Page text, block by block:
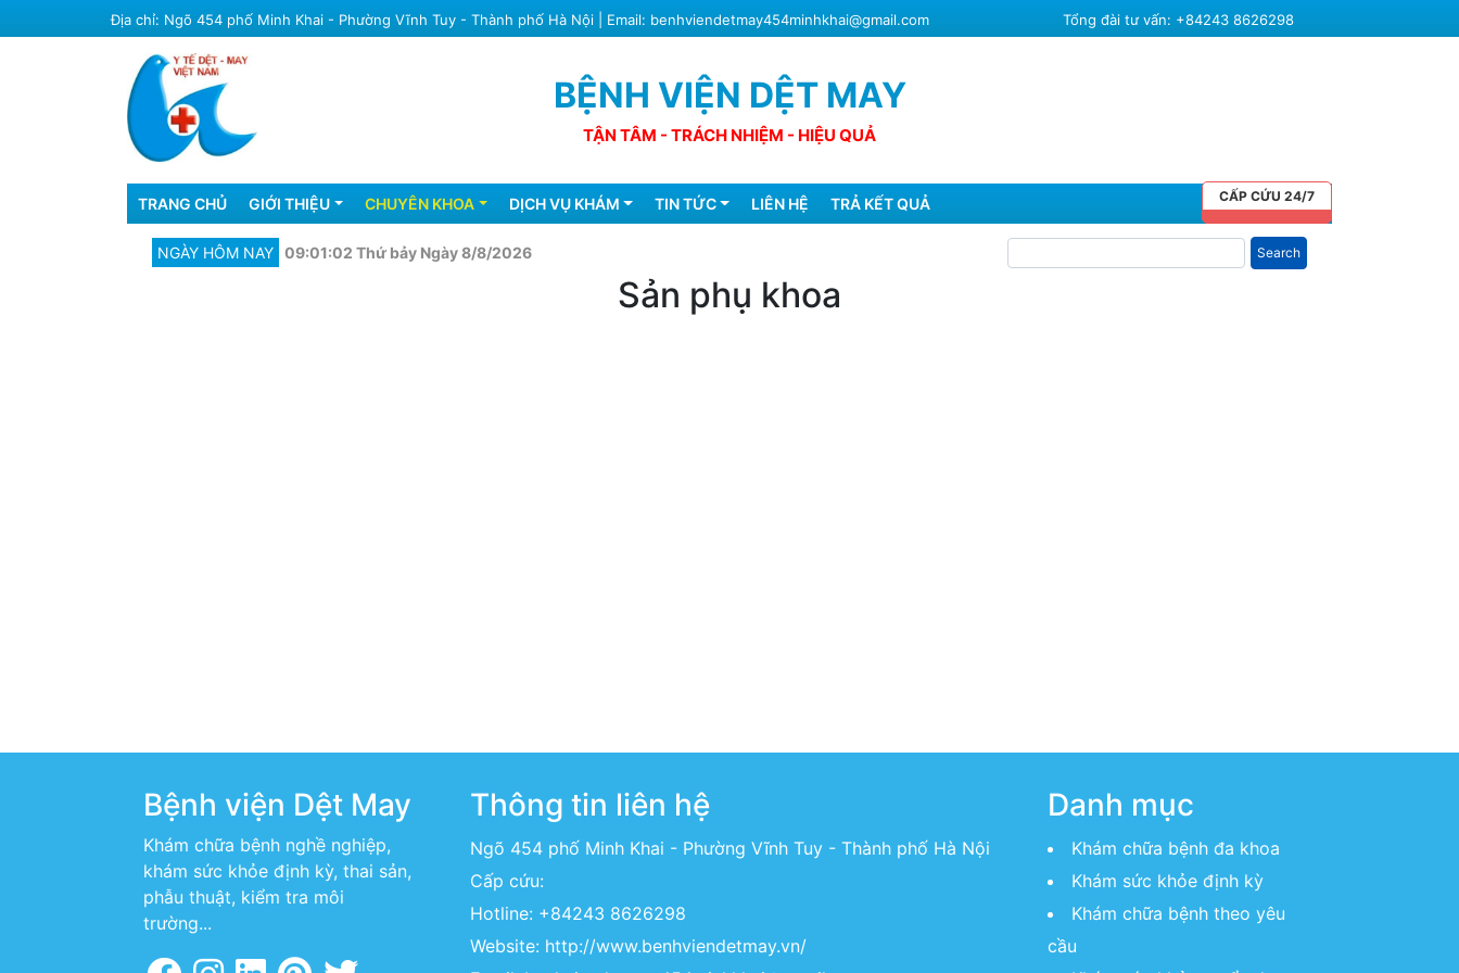
to
Địa chỉ: Ngõ 454 phố Minh Khai - Phường Vĩnh Tuy - Thành phố Hà Nội | Email: benhviendetmay454minhkhai@gmail.com Tổng đài tư vấn: +84243 8626298
BỆNH VIỆN DỆT MAY
TẬN TÂM - TRÁCH NHIỆM - HIỆU QUẢ
Main
navigation
TRANG CHỦ GIỚI THIỆU CHUYÊN KHOA DỊCH VỤ KHÁM TIN TỨC LIÊN HỆ TRẢ KẾT QUẢ CẤP CỨU 24/7
NGÀY HÔM NAY 09:01:02 Thứ bảy Ngày 8/8/2026
Sản phụ khoa
Bệnh viện Dệt May
Khám chữa bệnh nghề nghiệp,
khám sức khỏe định kỳ, thai sản,
phẫu thuật, kiểm tra môi
trường...
Thông tin liên hệ
Ngõ 454 phố Minh Khai - Phường Vĩnh Tuy - Thành phố Hà Nội
Cấp cứu:
Hotline: +84243 8626298
Website: http://www.benhviendetmay.vn/
Danh mục
Khám chữa bệnh đa khoa
Khám sức khỏe định kỳ
Khám chữa bệnh theo yêu
cầu